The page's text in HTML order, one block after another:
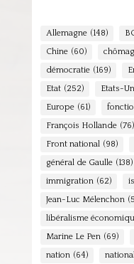
Allemagne (148)
Chine (60)
démocratie (169)
Etat (252) Etats-
Europe (61)
François Hollande (76)
Front national (98)
général de Gaulle (138)
immigration (62)
Jean-Luc Mélenchon
libéralisme
Marine Le Pen (69)
nation (64)